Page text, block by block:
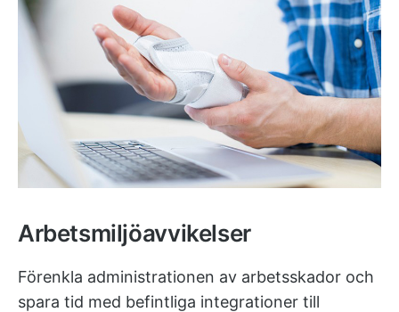
Arbetsmiljöavvikelser
Förenkla administrationen av arbetsskador och
spara tid med befintliga integrationer till